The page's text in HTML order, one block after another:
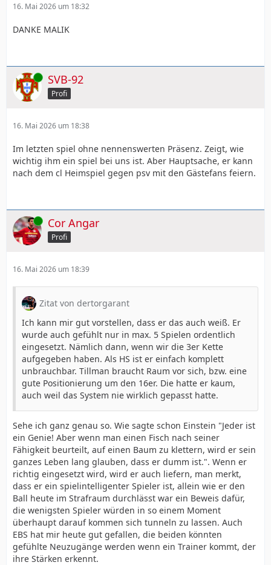
16. Mai 2026 um 18:32
DANKE MALIK
Online SVB-92
Profi
16. Mai 2026 um 18:38
Im letzten spiel ohne nennenswerten Präsenz. Zeigt, wie
wichtig ihm ein spiel bei uns ist. Aber Hauptsache, er kann
nach dem cl Heimspiel gegen psv mit den Gästefans feiern.
Online Cor Angar
Profi
16. Mai 2026 um 18:39
Zitat von dertorgarant
Ich kann mir gut vorstellen, dass er das auch weiß. Er
wurde auch gefühlt nur in max. 5 Spielen ordentlich
eingesetzt. Nämlich dann, wenn wir die 3er Kette
aufgegeben haben. Als HS ist er einfach komplett
unbrauchbar. Tillman braucht Raum vor sich, bzw. eine
gute Positionierung um den 16er. Die hatte er kaum,
auch weil das System nie wirklich gepasst hatte.
Sehe ich ganz genau so. Wie sagte schon Einstein "Jeder ist
ein Genie! Aber wenn man einen Fisch nach seiner
Fähigkeit beurteilt, auf einen Baum zu klettern, wird er sein
ganzes Leben lang glauben, dass er dumm ist.". Wenn er
richtig eingesetzt wird, wird er auch liefern, man merkt,
dass er ein spielintelligenter Spieler ist, allein wie er den
Ball heute im Strafraum durchlässt war ein Beweis dafür,
die wenigsten Spieler würden in so einem Moment
überhaupt darauf kommen sich tunneln zu lassen. Auch
EBS hat mir heute gut gefallen, die beiden könnten
gefühlte Neuzugänge werden wenn ein Trainer kommt, der
ihre Stärken erkennt.